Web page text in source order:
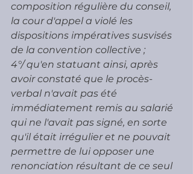
composition régulière du conseil,
la cour d'appel a violé les
dispositions impératives susvisés
de la convention collective ;
4°/ qu'en statuant ainsi, après
avoir constaté que le procès-
verbal n'avait pas été
immédiatement remis au salarié
qui ne l'avait pas signé, en sorte
qu'il était irrégulier et ne pouvait
permettre de lui opposer une
renonciation résultant de ce seul